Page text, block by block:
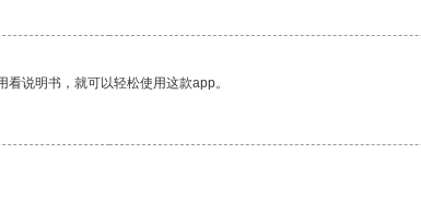
说明书，就可以轻松使用这款app。